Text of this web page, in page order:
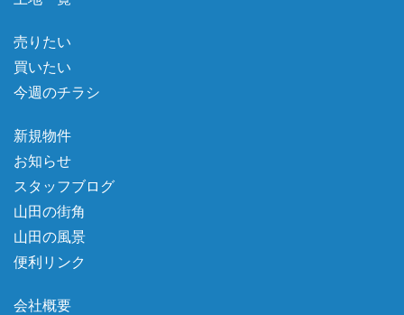
売りたい
買いたい
今週のチラシ
新規物件
お知らせ
スタッフブログ
山田の街角
山田の風景
便利リンク
会社概要